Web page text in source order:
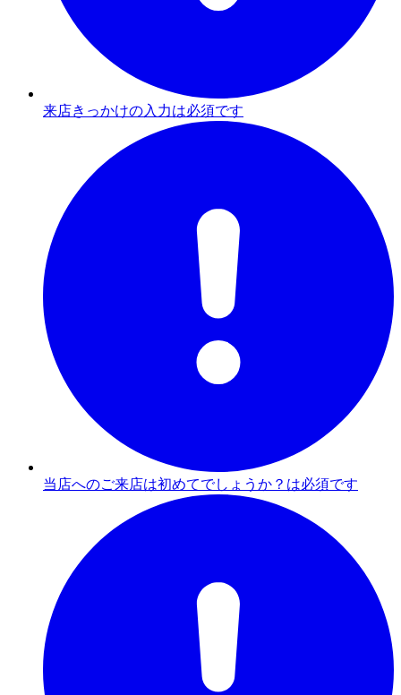
来店きっかけの入力は必須です
当店へのご来店は初めてでしょうか？は必須です